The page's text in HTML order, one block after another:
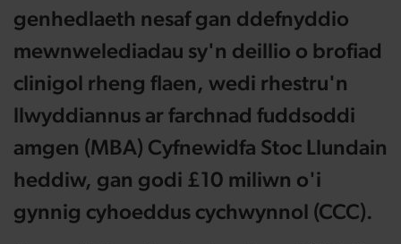
genhedlaeth nesaf gan ddefnyddio
mewnwelediadau sy'n deillio o brofiad
clinigol rheng flaen, wedi rhestru'n
llwyddiannus ar farchnad fuddsoddi
amgen (MBA) Cyfnewidfa Stoc Llundain
heddiw, gan godi £10 miliwn o'i
gynnig cyhoeddus cychwynnol (CCC).